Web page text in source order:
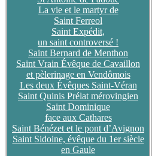
La vie et le martyr de
Saint Ferreol
Saint Expédit,
un saint controversé !
Saint Bernard de Menthon
Saint Vrain Évêque de Cavaillon
et pèlerinage en Vendômois
Les deux Évêques Saint-Véran
Saint Quinis Prélat mérovingien
Saint Dominique
face aux Cathares
Saint Bénézet et le pont d’Avignon
Saint Sidoine, évêque du 1er siècle
en Gaule